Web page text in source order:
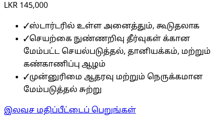
LKR 145,000
✓ஸ்டார்டரில் உள்ள அனைத்தும், கூடுதலாக
✓செயற்கை நுண்ணறிவு தீர்வுகள் க்கான
மேம்பட்ட செயல்படுத்தல், தானியக்கம், மற்றும்
கண்காணிப்பு ஆழம்
✓முன்னுரிமை ஆதரவு மற்றும் நெருக்கமான
மேம்படுத்தல் சுற்று
இலவச மதிப்பீட்டைப் பெறுங்கள்